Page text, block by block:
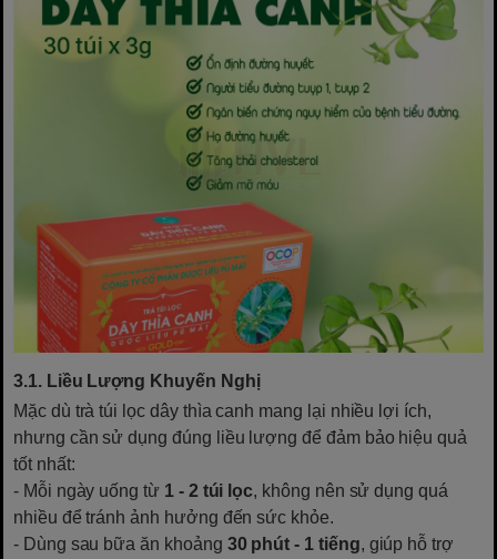
3.1. Liều Lượng Khuyến Nghị
Mặc dù trà túi lọc dây thìa canh mang lại nhiều lợi ích,
nhưng cần sử dụng đúng liều lượng để đảm bảo hiệu quả
tốt nhất:
- Mỗi ngày uống từ 1 - 2 túi lọc, không nên sử dụng quá
nhiều để tránh ảnh hưởng đến sức khỏe.
- Dùng sau bữa ăn khoảng 30 phút - 1 tiếng, giúp hỗ trợ